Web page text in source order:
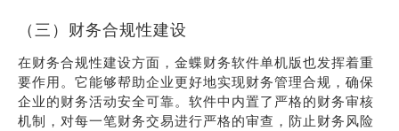
（三）财务合规性建设
在财务合规性建设方面，金蝶财务软件单机版也发挥着重
要作用。它能够帮助企业更好地实现财务管理合规，确保
企业的财务活动安全可靠。软件中内置了严格的财务审核
机制，对每一笔财务交易进行严格的审查，防止财务风险